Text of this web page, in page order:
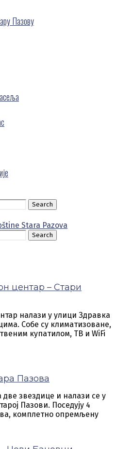
Пазову
Search
Search
центар – Стари
налази у улици Здравка
Собе су климатизоване,
купатилом, ТВ и WiFi
Пазова
звездице и налази се у
Пазови. Поседују 4
комплетно опремљену